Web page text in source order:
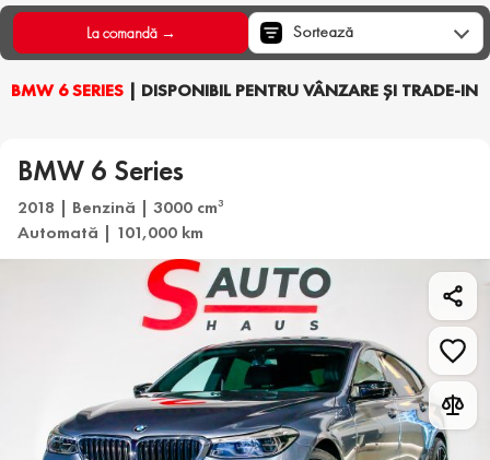
BMW 6 SERIES | DISPONIBIL PENTRU VÂNZARE ȘI TRADE-IN
La comandă → Sortează
BMW 6 Series
2018 | Benzină | 3000 cm3
Automată | 101,000 km